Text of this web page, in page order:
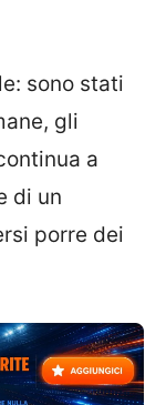
sono stati
gli
a
di un
porre dei